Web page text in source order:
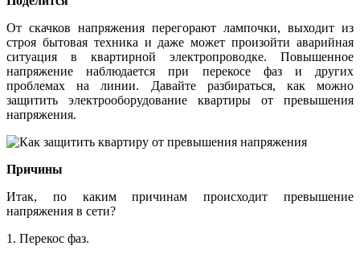
От скачков напряжения перегорают лампочки, выходит из
строя бытовая техника и даже может произойти аварийная
ситуация в квартирной электропроводке. Повышенное
напряжение наблюдается при перекосе фаз и других
проблемах на линии. Давайте разбираться, как можно
защитить электрооборудование квартиры от превышения
напряжения.
Причины
Итак, по каким причинам происходит превышение
напряжения в сети?
1. Перекос фаз.